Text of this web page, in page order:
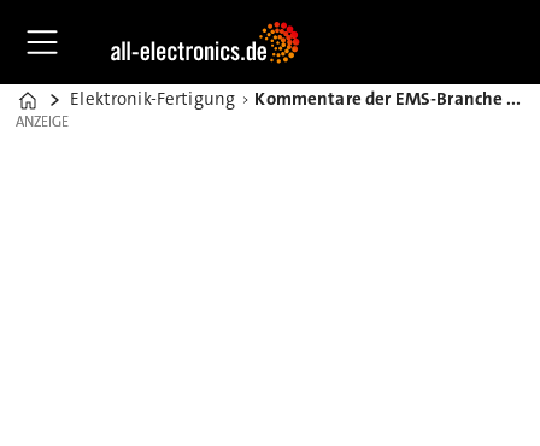
Home
Elektronik-Fertigung Kommentare der EMS-Branche zum Jahresabschluss 2024
ANZEIGE
ANZEIGE